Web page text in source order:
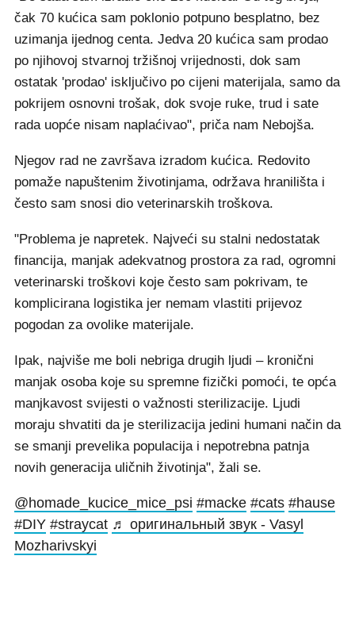
čak 70 kućica sam poklonio potpuno besplatno, bez
uzimanja ijednog centa. Jedva 20 kućica sam prodao
po njihovoj stvarnoj tržišnoj vrijednosti, dok sam
ostatak 'prodao' isključivo po cijeni materijala, samo da
pokrijem osnovni trošak, dok svoje ruke, trud i sate
rada uopće nisam naplaćivao", priča nam Nebojša.
Njegov rad ne završava izradom kućica. Redovito
pomaže napuštenim životinjama, održava hranilišta i
često sam snosi dio veterinarskih troškova.
"Problema je napretek. Najveći su stalni nedostatak
financija, manjak adekvatnog prostora za rad, ogromni
veterinarski troškovi koje često sam pokrivam, te
komplicirana logistika jer nemam vlastiti prijevoz
pogodan za ovolike materijale.
Ipak, najviše me boli nebriga drugih ljudi – kronični
manjak osoba koje su spremne fizički pomoći, te opća
manjkavost svijesti o važnosti sterilizacije. Ljudi
moraju shvatiti da je sterilizacija jedini humani način da
se smanji prevelika populacija i nepotrebna patnja
novih generacija uličnih životinja", žali se.
@homade_kucice_mice_psi #macke #cats #hause
#DIY #straycat ♬ оригинальный звук - Vasyl
Mozharivskyi